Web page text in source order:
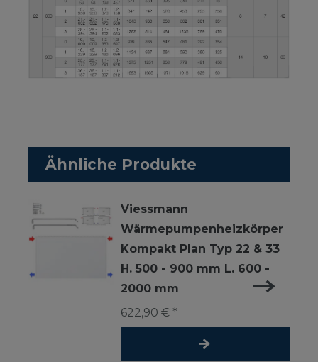
Ähnliche Produkte
Viessmann
Wärmepumpenheizkörper
Kompakt Plan Typ 22 & 33
H. 500 - 900 mm L. 600 -
2000 mm
622,90 € *